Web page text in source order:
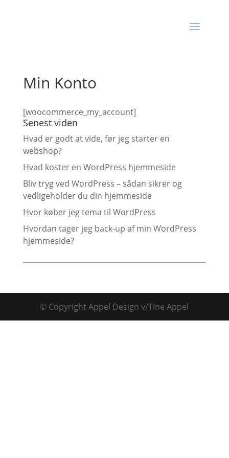
Min Konto
[woocommerce_my_account]
Senest viden
Hvad er godt at vide, før jeg starter en
webshop?
Hvad koster en WordPress hjemmeside
Bliv tryg ved WordPress – sådan sikrer og
vedligeholder du din hjemmeside
Hvor køber jeg tema til WordPress
Hvordan tager jeg back-up af min WordPress
hjemmeside?
© CopyrightAppel Design v/Tine Appel